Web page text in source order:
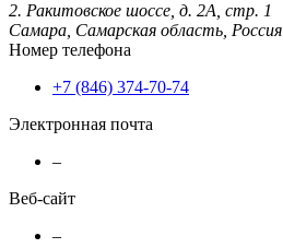
2. Ракитовское шоссе, д. 2А, стр. 1
Самара, Самарская область, Россия
Номер телефона
+7 (846) 374-70-74
Электронная почта
–
Веб-сайт
–